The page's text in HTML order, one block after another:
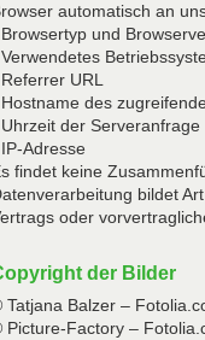
automatisch an
Browsertyp und
Verwendetes
Referrer URL
Hostname des
Uhrzeit der Serveranfrage
IP-Adresse
findet keine
bildet
oder
der Bilder
Tatjana Balzer –
Picture-Factory –